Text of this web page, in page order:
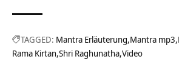
TAGGED: Mantra Erläuterung Mantra mp3
Rama Kirtan Shri Raghunatha Video